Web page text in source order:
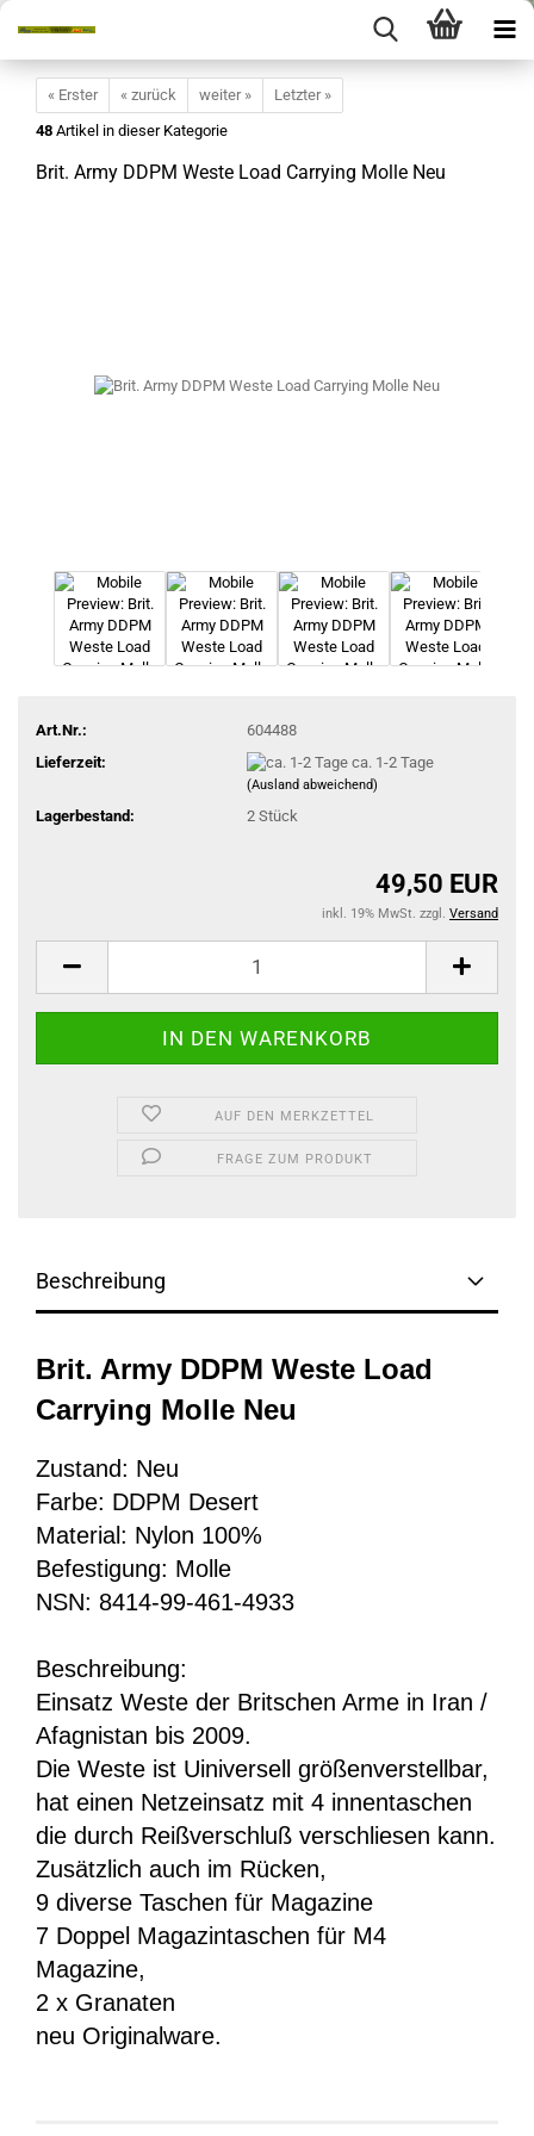
« Erster « zurück weiter »
Letzter »
48 Artikel in dieser Kategorie
Brit. Army DDPM Weste Load Carrying Molle Neu
Art.Nr.:
604488
Lieferzeit:
ca. 1-2 Tage
(Ausland abweichend)
Lagerbestand: 2 Stück
49,50 EUR
inkl. 19% MwSt. zzgl. Versand
AUF DEN MERKZETTEL
FRAGE ZUM PRODUKT
Beschreibung
Brit. Army DDPM Weste Load
Carrying Molle Neu
Zustand: Neu
Farbe: DDPM Desert
Material: Nylon 100%
Befestigung: Molle
NSN: 8414-99-461-4933
Beschreibung:
Einsatz Weste der Britschen Arme in Iran /
Afagnistan bis 2009.
Die Weste ist Uiniversell größenverstellbar,
hat einen Netzeinsatz mit 4 innentaschen
die durch Reißverschluß verschliesen kann.
Zusätzlich auch im Rücken,
9 diverse Taschen für Magazine
7 Doppel Magazintaschen für M4
Magazine,
2 x Granaten
neu Originalware.